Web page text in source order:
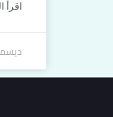
اقرأ